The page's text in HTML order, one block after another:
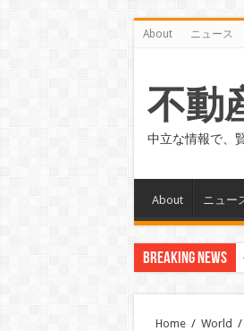
About ニュース
不動
中立な情報で、
About ニュー
Breaking News
Home / World /